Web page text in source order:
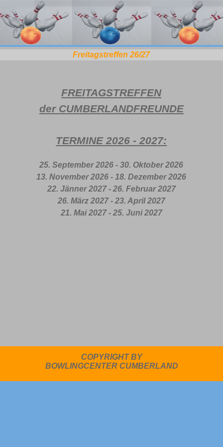
Freitagstreffen 26/27
FREITAGSTREFFEN
der CUMBERLANDFREUNDE
TERMINE 2026 - 2027:
25. September 2026 - 30. Oktober 2026
13. November 2026 - 18. Dezember 2026
22. Jänner 2027 - 26. Februar 2027
26. März 2027 - 23. April 2027
21. Mai 2027 - 25. Juni 2027
COPYRIGHT BY
BOWLINGCENTER CUMBERLAND